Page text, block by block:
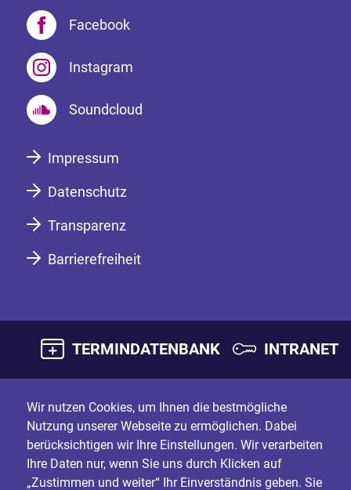
Facebook
Instagram
Soundcloud
Impressum
Datenschutz
Transparenz
Barrierefreiheit
TERMINDATENBANK INTRANET
Wir nutzen Cookies, um Ihnen die bestmögliche
Nutzung unserer Webseite zu ermöglichen. Dabei
berücksichtigen wir Ihre Einstellungen. Wir verarbeiten
Ihre Daten nur, wenn Sie uns durch Klicken auf
„Zustimmen und weiter“ Ihr Einverständnis geben. Sie